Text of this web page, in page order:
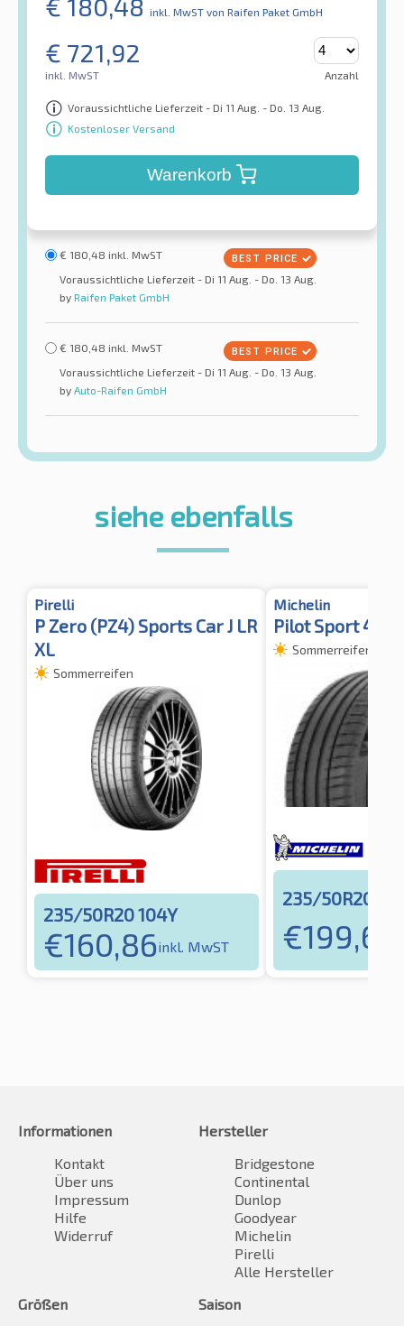
inkl. MwST von Raifen Paket GmbH
€ 721,92
inkl. MwST Anzahl
Voraussichtliche Lieferzeit - Di 11 Aug. - Do. 13 Aug.
Kostenloser Versand
Warenkorb
€ 180,48 inkl. MwST
Voraussichtliche Lieferzeit - Di 11 Aug. - Do. 13 Aug.
by Raifen Paket GmbH
€ 180,48 inkl. MwST
Voraussichtliche Lieferzeit - Di 11 Aug. - Do. 13 Aug.
by Auto-Raifen GmbH
siehe ebenfalls
Pirelli
P Zero (PZ4) Sports Car J LR
XL
Sommerreifen
235/50R20 104Y
€160,86inkl. MwST
Michelin
Pilot Sport 4
Sommerreifen
235/50R20
€199,63
Informationen
Kontakt
Über uns
Impressum
Hilfe
Widerruf
Hersteller
Bridgestone
Continental
Dunlop
Goodyear
Michelin
Pirelli
Alle Hersteller
Größen
Saison